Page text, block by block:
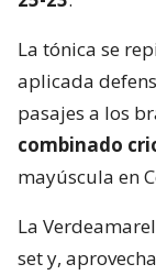
La tónica se
aplicada
pasajes a los
combinado
mayúscula en
La
set y,